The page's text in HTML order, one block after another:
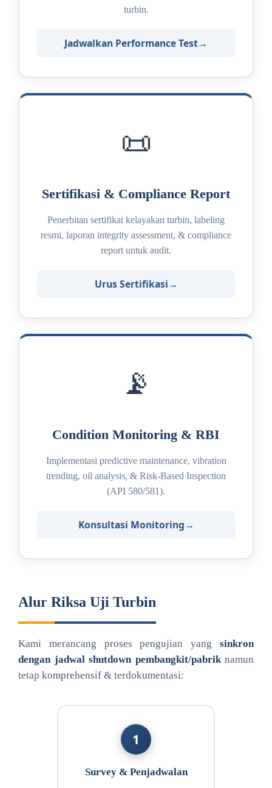
turbin.
Jadwalkan Performance Test
📜
Sertifikasi & Compliance Report
Penerbitan sertifikat kelayakan turbin, labeling
resmi, laporan integrity assessment, & compliance
report untuk audit.
Urus Sertifikasi
📡
Condition Monitoring & RBI
Implementasi predictive maintenance, vibration
trending, oil analysis, & Risk-Based Inspection
(API 580/581).
Konsultasi Monitoring
Alur Riksa Uji Turbin
Kami merancang proses pengujian yang sinkron
dengan jadwal shutdown pembangkit/pabriknamun
tetap komprehensif & terdokumentasi:
1
Survey & Penjadwalan